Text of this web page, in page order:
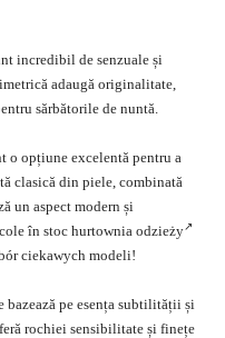
incredibil de senzuale și
adaugă originalitate,
sărbătorile de nuntă.
o opțiune excelentă pentru a
clasică din piele, combinată
un aspect modern și
în stoc hurtownia odzieży
ciekawych modeli!
bazează pe esența subtilității și
rochiei sensibilitate și finețe